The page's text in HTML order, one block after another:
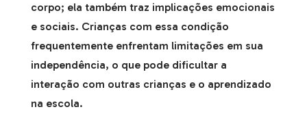
corpo; ela também traz implicações emocionais
e sociais. Crianças com essa condição
frequentemente enfrentam limitações em sua
independência, o que pode dificultar a
interação com outras crianças e o aprendizado
na escola.